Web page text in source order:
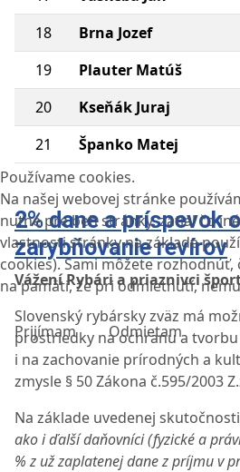
18
Brna Jozef
19
Plauter Matúš
20
Kseňák Juraj
21
Španko Matej
2% dane a príspevok
zarybňovanie revírov
Vážení Rybári a priaznivci
Slovenský rybársky zväz má
prostriedky na ochranu a
i na zachovanie prírodných a
zmysle § 50 Zákona č.595/2003
Na základe uvedenej
ako i ďalší daňovníci (fyzické a
% z už zaplatenej dane z príjmu v
Používame cookies.
Na našej webovej stránke
nutné pre beh stránky, zatiaľ čo
vlastnosti stránky na základe
cookies). Sami môžete
na pamäti, že pri odmietnutí,
Prijímam Odmietam